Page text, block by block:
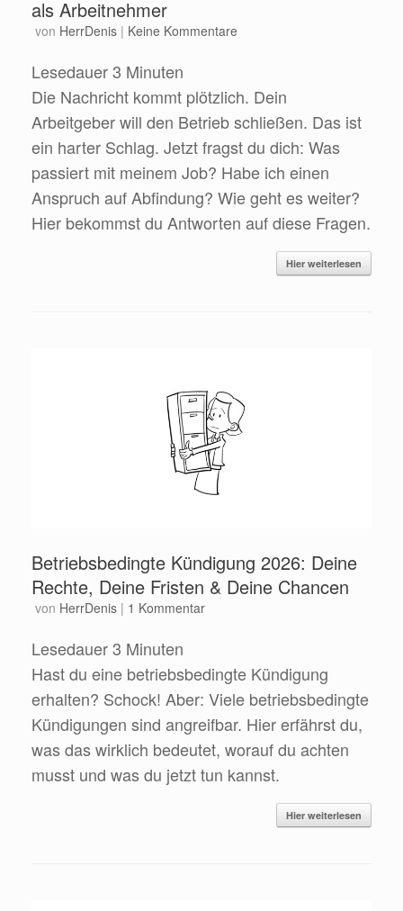
als Arbeitnehmer
von HerrDenis | Keine Kommentare
Lesedauer3 Minuten
Die Nachricht kommt plötzlich. Dein
Arbeitgeber will den Betrieb schließen. Das ist
ein harter Schlag. Jetzt fragst du dich: Was
passiert mit meinem Job? Habe ich einen
Anspruch auf Abfindung? Wie geht es weiter?
Hier bekommst du Antworten auf diese Fragen.
Hier weiterlesen
Betriebsbedingte Kündigung 2026: Deine
Rechte, Deine Fristen & Deine Chancen
von HerrDenis | 1 Kommentar
Lesedauer3 Minuten
Hast du eine betriebsbedingte Kündigung
erhalten? Schock! Aber: Viele betriebsbedingte
Kündigungen sind angreifbar. Hier erfährst du,
was das wirklich bedeutet, worauf du achten
musst und was du jetzt tun kannst.
Hier weiterlesen